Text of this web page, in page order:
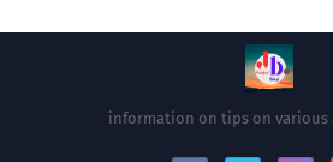
information on tips on various